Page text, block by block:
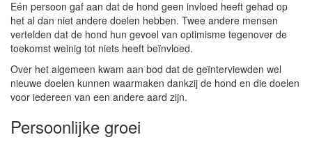
Eén persoon gaf aan dat de hond geen invloed heeft gehad op
het al dan niet andere doelen hebben. Twee andere mensen
vertelden dat de hond hun gevoel van optimisme tegenover de
toekomst weinig tot niets heeft beïnvloed.
Over het algemeen kwam aan bod dat de geïnterviewden wel
nieuwe doelen kunnen waarmaken dankzij de hond en die doelen
voor iedereen van een andere aard zijn.
Persoonlijke groei